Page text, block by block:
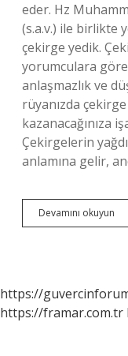
eder. Hz
(s.a.v.) ile birlikte
çekirge yedik.
yorumculara
anlaşmazlık ve
rüyanızda
kazanacağınıza
Çekirgelerin
anlamına gelir,
Devamını okuyun
https://
https://framar.com.tr